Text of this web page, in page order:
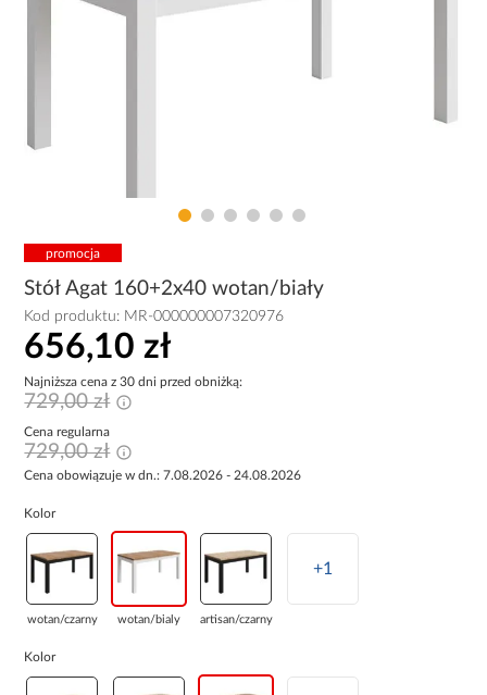
promocja
Stół Agat 160+2x40 wotan/biały
Kod produktu: MR-000000007320976
656,10 zł
Najniższa cena z 30 dni przed obniżką:
729,00 zł
Cena regularna
729,00 zł
Cena obowiązuje w dn.: 7.08.2026 - 24.08.2026
Kolor
wotan/czarny wotan/bialy artisan/czarny
+1
Kolor